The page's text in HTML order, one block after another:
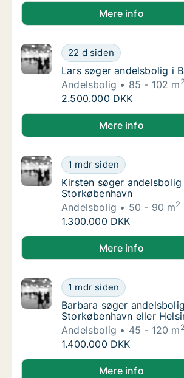
Bente søger andelsbolig i Ballerup
Mere info
Lars søger andelsbolig i
22 d siden
Lars søger andelsbolig i
Lars søger andelsbolig i
Andelsbolig
85 - 102 m2
Lars søger andelsbolig i
2.500.000 DKK
Lars søger andelsbolig i Ballerup
Mere info
Kirsten søger andelsbolig
1 mdr siden
Kirsten søger andelsbolig
Kirsten søger andelsbolig
Storkøbenhavn
Andelsbolig
50 - 90 m2
Kirsten søger andelsbolig
1.300.000 DKK
Kirsten søger andelsbolig i
Mere info
Barbara søger
1 mdr siden
Barbara søger
Barbara søger
Storkøbenhavn eller
Andelsbolig
45 - 120 m2
Barbara søger
1.400.000 DKK
Barbara søger andelsbolig i
Mere info